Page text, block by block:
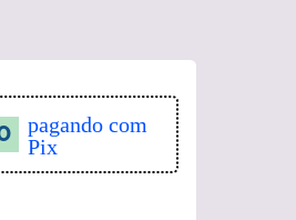
pagando com
Pix